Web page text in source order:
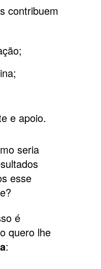
contribuem
e apoio.
seria
esse
é
quero lhe
: